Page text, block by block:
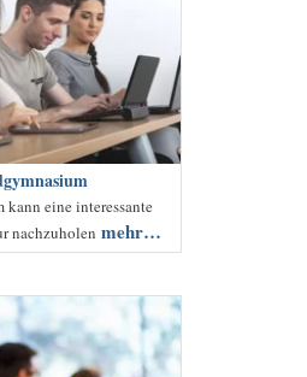
eine interessante
nachzuholen mehr…